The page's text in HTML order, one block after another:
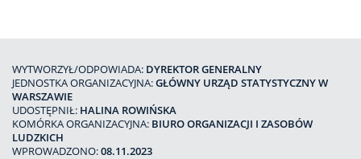
WYTWORZYŁ/ODPOWIADA: DYREKTOR GENERALNY
JEDNOSTKA ORGANIZACYJNA:GŁÓWNY URZĄD STATYSTYCZNY W
WARSZAWIE
UDOSTĘPNIŁ: HALINA ROWIŃSKA
KOMÓRKA ORGANIZACYJNA: BIURO ORGANIZACJI I ZASOBÓW
LUDZKICH
WPROWADZONO:08.11.2023